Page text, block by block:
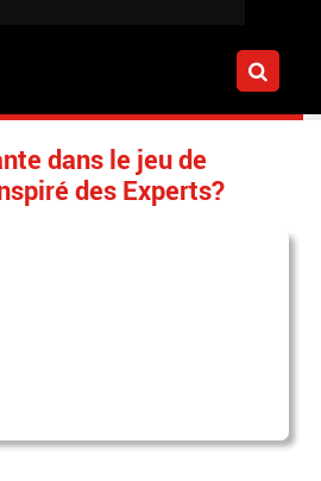
dans le jeu de
des Experts?